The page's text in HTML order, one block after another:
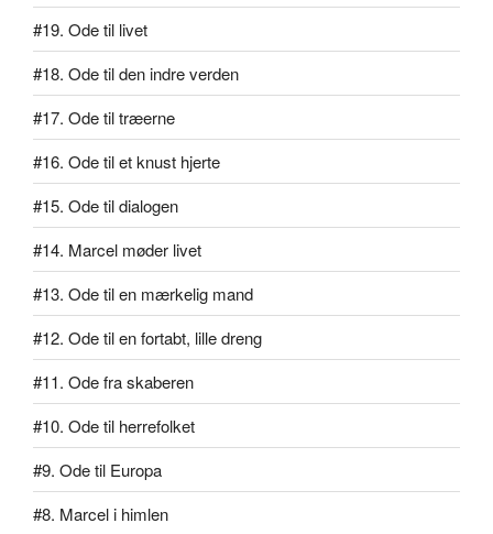
#19. Ode til livet
#18. Ode til den indre verden
#17. Ode til træerne
#16. Ode til et knust hjerte
#15. Ode til dialogen
#14. Marcel møder livet
#13. Ode til en mærkelig mand
#12. Ode til en fortabt, lille dreng
#11. Ode fra skaberen
#10. Ode til herrefolket
#9. Ode til Europa
#8. Marcel i himlen